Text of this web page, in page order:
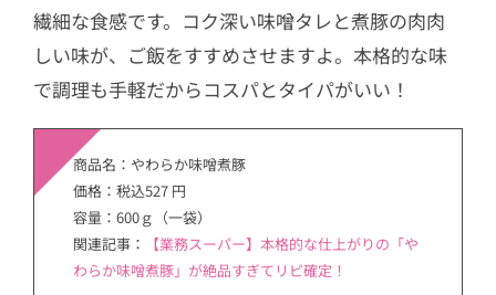
繊細な食感です。コク深い味噌タレと煮豚の肉肉
しい味が、ご飯をすすめさせますよ。本格的な味
で調理も手軽だからコスパとタイパがいい！
商品名：やわらか味噌煮豚
価格：税込527 円
容量：600ｇ（一袋）
関連記事：
【業務スーパー】本格的な仕上がりの「や
わらか味噌煮豚」が絶品すぎてリピ確定！